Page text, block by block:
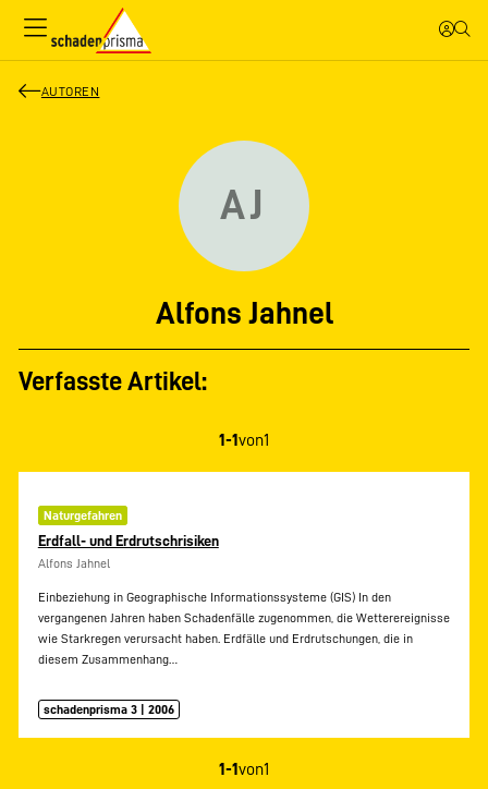
AUTOREN
AJ
Alfons Jahnel
Verfasste Artikel:
1-1von1
Naturgefahren
Erdfall- und Erdrutschrisiken
Alfons Jahnel
Einbeziehung in Geographische Informationssysteme (GIS) In den
vergangenen Jahren haben Schadenfälle zugenommen, die Wetterereignisse
wie Starkregen verursacht haben. Erdfälle und Erdrutschungen, die in
diesem Zusammenhang…
schadenprisma 3 | 2006
1-1von1